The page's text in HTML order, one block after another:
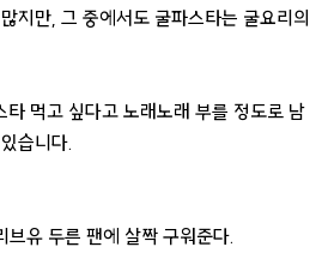
지만, 그 중에서도 굴파스타는 굴요리의
먹고 싶다고 노래노래 부를 정도로 남
습니다.
브유 두른 팬에 살짝 구워준다.